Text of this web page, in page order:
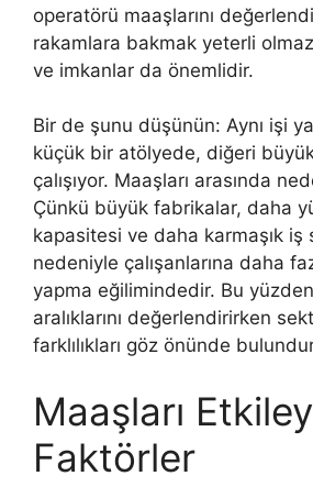
operatörü maaşlarını
rakamlara bakmak yeterli
ve imkanlar da önemlidir.
Bir de şunu düşünün: Aynı işi
küçük bir atölyede, diğeri
çalışıyor. Maaşları arasında
Çünkü büyük fabrikalar, daha
kapasitesi ve daha karmaşık iş
nedeniyle çalışanlarına daha
yapma eğilimindedir. Bu
aralıklarını değerlendirirken
farklılıkları göz önünde
Maaşları
Faktörler